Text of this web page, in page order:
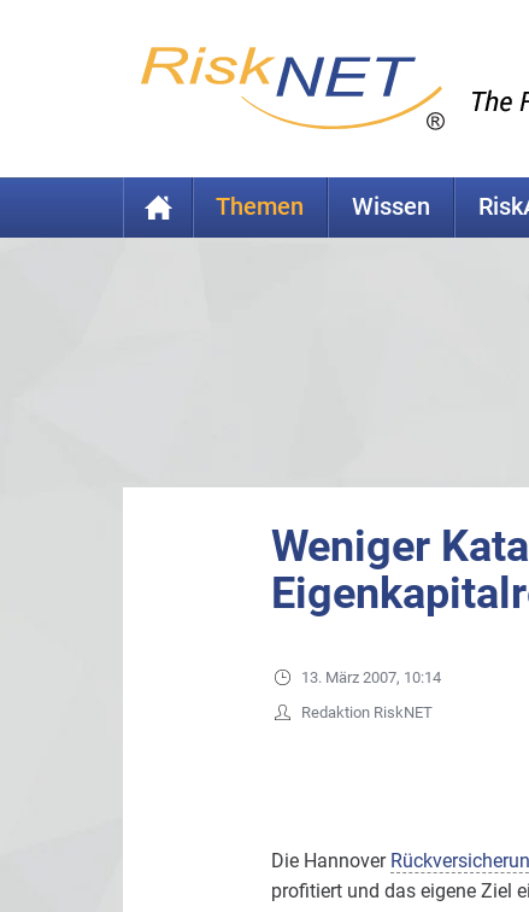
Themen Wissen
Weniger
13. März 2007, 10:14
Redaktion RiskNET
Die Hannover
profitiert und das eigene Ziel